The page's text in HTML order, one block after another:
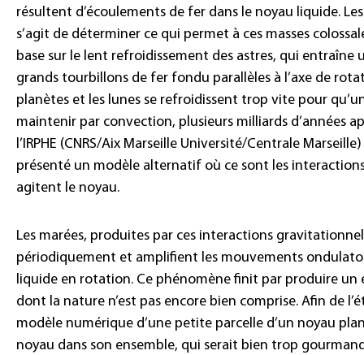
résultent d’écoulements de fer dans le noyau liquide.
s’agit de déterminer ce qui permet à ces masses
base sur le lent refroidissement des astres, qui entraîne
grands tourbillons de fer fondu parallèles à l’axe de
planètes et les lunes se refroidissent trop vite pour
maintenir par convection, plusieurs milliards d’années
l’IRPHE (CNRS/Aix Marseille Université/Centrale
présenté un modèle alternatif où ce sont les
agitent le noyau.
Les marées, produites par ces interactions
périodiquement et amplifient les mouvements
liquide en rotation. Ce phénomène finit par produire
dont la nature n’est pas encore bien comprise. Afin de
modèle numérique d’une petite parcelle d’un noyau
noyau dans son ensemble, qui serait bien trop